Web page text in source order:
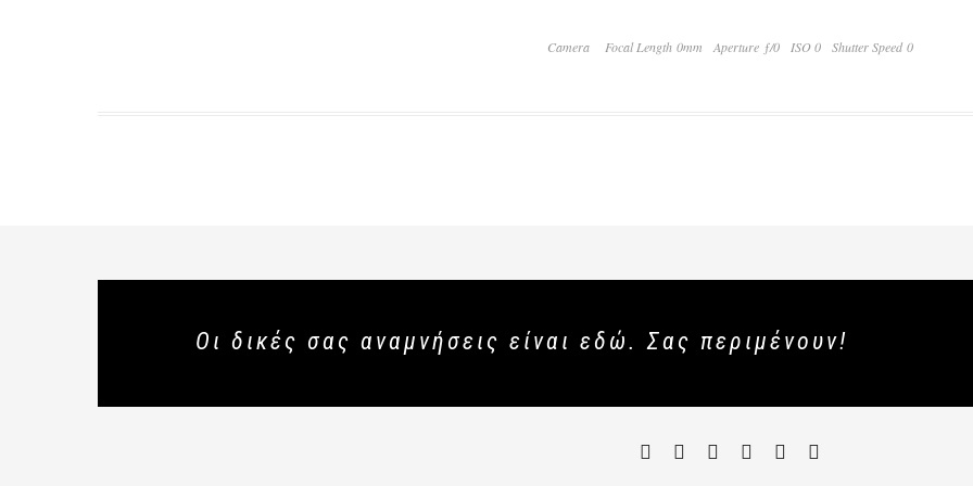
Camera Focal Length 0mm Aperture ƒ/0 ISO 0 Shutter Speed 0
Οι δικές σας αναμνήσεις είναι εδώ. Σας περιμένουν!